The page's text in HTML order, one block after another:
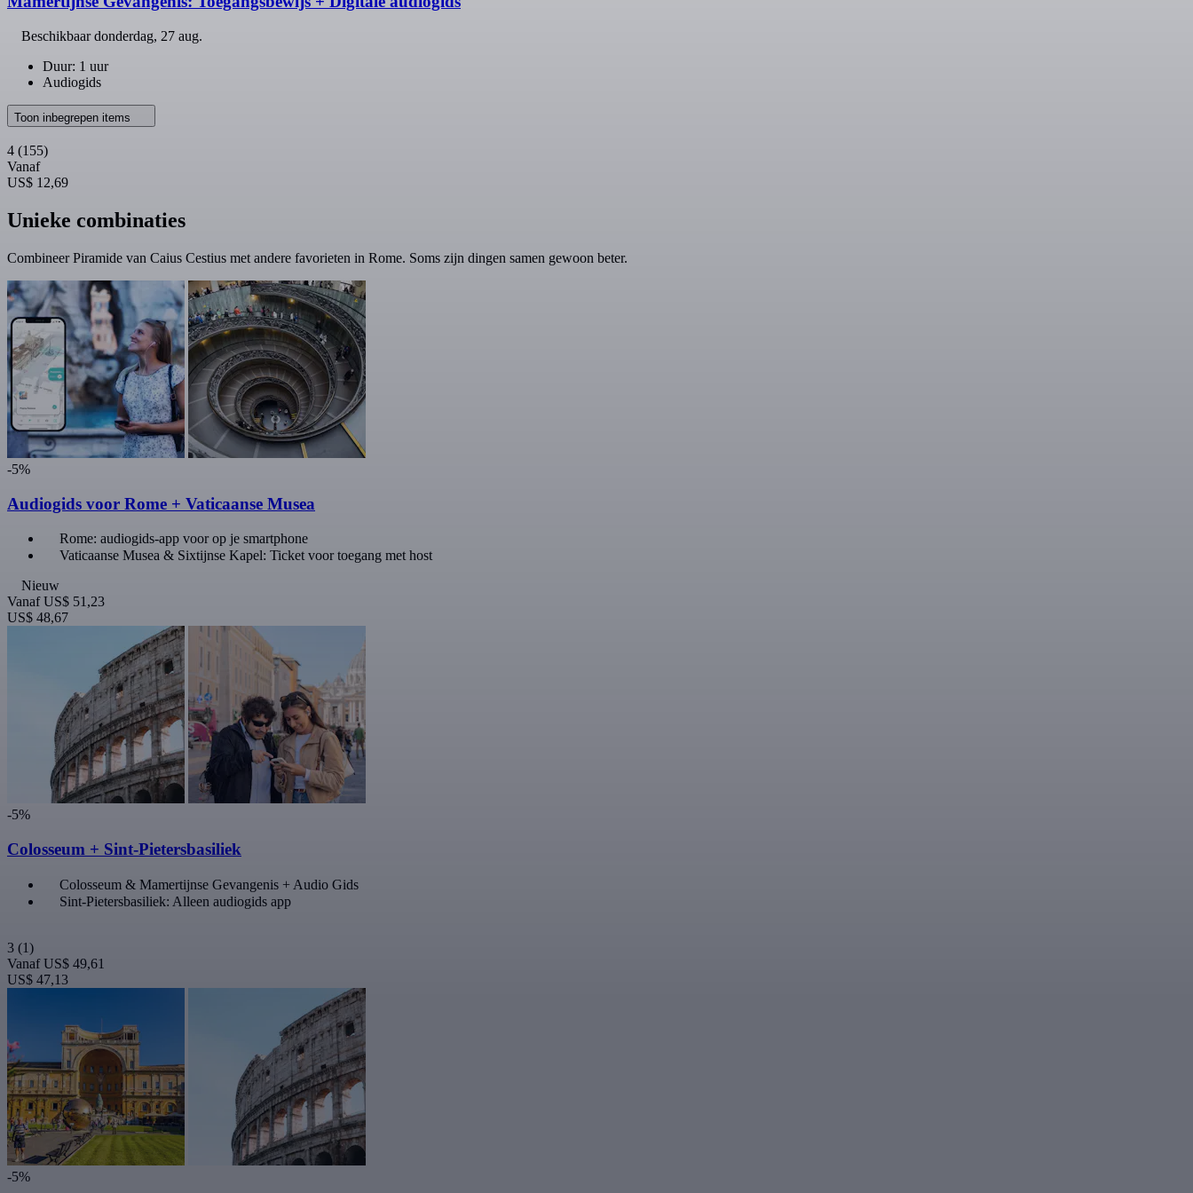
Beschikbaardonderdag, 27 aug.
Duur: 1 uur
Audiogids
Toon inbegrepen items
4 (155)
Vanaf
US$ 12,69
Unieke combinaties
Combineer Piramide van Caius Cestius met andere favorieten in Rome. Soms zijn dingen samen gewoon beter.
-5%
Audiogids voor Rome + Vaticaanse Musea
Rome: audiogids-app voor op je smartphone
Vaticaanse Musea & Sixtijnse Kapel: Ticket voor toegang met host
Nieuw
Vanaf US$ 51,23
US$ 48,67
-5%
Colosseum + Sint-Pietersbasiliek
Colosseum & Mamertijnse Gevangenis + Audio Gids
Sint-Pietersbasiliek: Alleen audiogids app
3 (1)
Vanaf US$ 49,61
US$ 47,13
-5%